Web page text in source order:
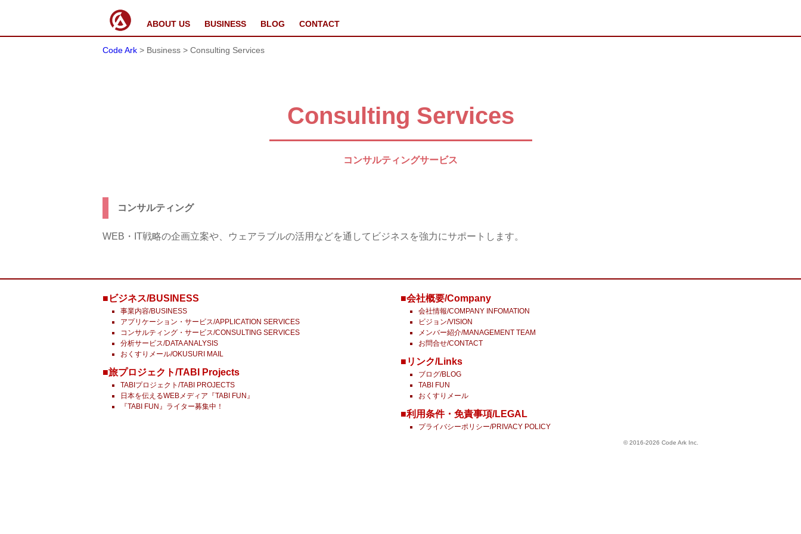
ABOUT US BUSINESS BLOG CONTACT
Code Ark > Business > Consulting Services
Consulting Services
コンサルティングサービス
コンサルティング
WEB・IT戦略の企画立案や、ウェアラブルの活用などを通してビジネスを強力にサポートします。
■ビジネス/BUSINESS
事業内容/BUSINESS
アプリケーション・サービス/APPLICATION SERVICES
コンサルティング・サービス/CONSULTING SERVICES
分析サービス/DATA ANALYSIS
おくすりメール/OKUSURI MAIL
■旅プロジェクト/TABI Projects
TABIプロジェクト/TABI PROJECTS
日本を伝えるWEBメディア『TABI FUN』
『TABI FUN』ライター募集中！
■会社概要/Company
会社情報/COMPANY INFOMATION
ビジョン/VISION
メンバー紹介/MANAGEMENT TEAM
お問合せ/CONTACT
■リンク/Links
ブログ/BLOG
TABI FUN
おくすりメール
■利用条件・免責事項/LEGAL
プライバシーポリシー/PRIVACY POLICY
© 2016-2026 Code Ark Inc.